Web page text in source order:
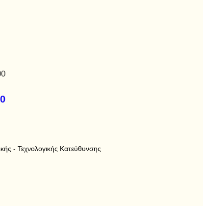
- Τεχνολογικής Κατεύθυνσης